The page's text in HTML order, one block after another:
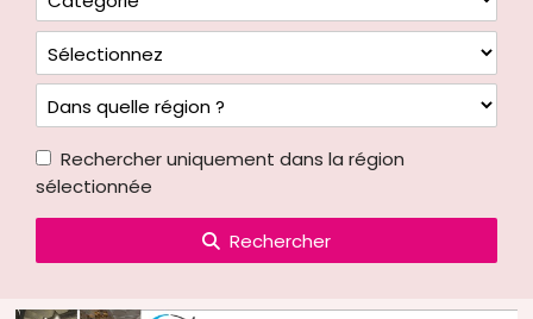
Rechercher uniquement dans la région
sélectionnée
Rechercher